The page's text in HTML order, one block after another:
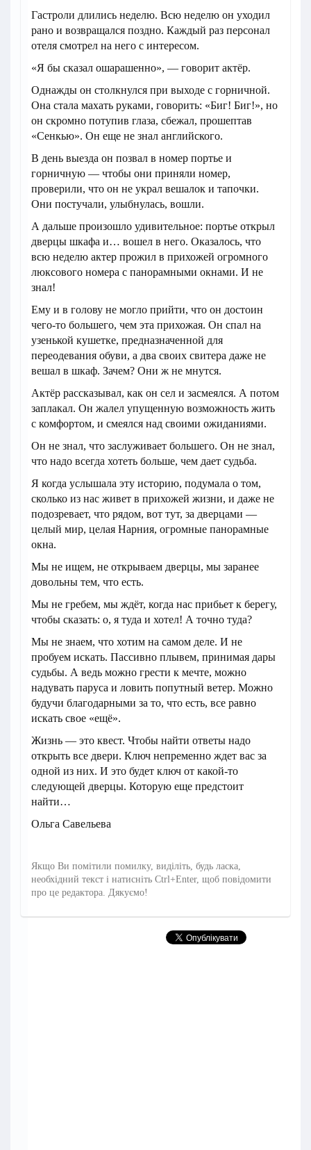
Гастроли длились неделю. Всю неделю он уходил
рано и возвращался поздно. Каждый раз персонал
отеля смотрел на него с интересом.
«Я бы сказал ошарашенно», — говорит актёр.
Однажды он столкнулся при выходе с горничной.
Она стала махать руками, говорить: «Биг! Биг!», но
он скромно потупив глаза, сбежал, прошептав
«Сенкью». Он еще не знал английского.
В день выезда он позвал в номер портье и
горничную — чтобы они приняли номер,
проверили, что он не украл вешалок и тапочки.
Они постучали, улыбнулась, вошли.
А дальше произошло удивительное: портье открыл
дверцы шкафа и… вошел в него. Оказалось, что
всю неделю актер прожил в прихожей огромного
люксового номера с панорамными окнами. И не
знал!
Ему и в голову не могло прийти, что он достоин
чего-то большего, чем эта прихожая. Он спал на
узенькой кушетке, предназначенной для
переодевания обуви, а два своих свитера даже не
вешал в шкаф. Зачем? Они ж не мнутся.
Актёр рассказывал, как он сел и засмеялся. А потом
заплакал. Он жалел упущенную возможность жить
с комфортом, и смеялся над своими ожиданиями.
Он не знал, что заслуживает большего. Он не знал,
что надо всегда хотеть больше, чем дает судьба.
Я когда услышала эту историю, подумала о том,
сколько из нас живет в прихожей жизни, и даже не
подозревает, что рядом, вот тут, за дверцами —
целый мир, целая Нарния, огромные панорамные
окна.
Мы не ищем, не открываем дверцы, мы заранее
довольны тем, что есть.
Мы не гребем, мы ждёт, когда нас прибьет к берегу,
чтобы сказать: о, я туда и хотел! А точно туда?
Мы не знаем, что хотим на самом деле. И не
пробуем искать. Пассивно плывем, принимая дары
судьбы. А ведь можно грести к мечте, можно
надувать паруса и ловить попутный ветер. Можно
будучи благодарными за то, что есть, все равно
искать свое «ещё».
Жизнь — это квест. Чтобы найти ответы надо
открыть все двери. Ключ непременно ждет вас за
одной из них. И это будет ключ от какой-то
следующей дверцы. Которую еще предстоит
найти…
Ольга Савельева
Якщо Ви помітили помилку, виділіть, будь ласка,
необхідний текст і натисніть Ctrl+Enter, щоб повідомити
про це редактора. Дякуємо!